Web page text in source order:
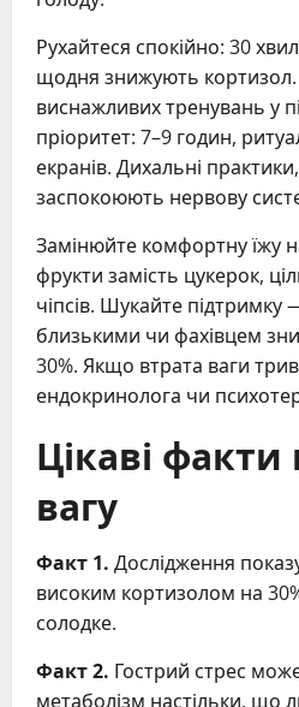
Рухайтеся спокійно: 30
щодня знижують
виснажливих тренувань у
пріоритет: 7–9 годин,
екранів. Дихальні
заспокоюють нервову
Замінюйте комфортну їжу
фрукти замість цукерок,
чіпсів. Шукайте підтримку
близькими чи фахівцем
30%. Якщо втрата ваги
ендокринолога чи
Цікаві факти
вагу
Факт 1. Дослідження
високим кортизолом на
солодке.
Факт 2. Гострий стрес
метаболізм настільки, що